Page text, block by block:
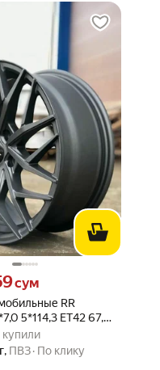
RR
5*114,3 ET42 67,1
вместо
сум
5.0 из 5
купили
купили
, ПВЗ По клику